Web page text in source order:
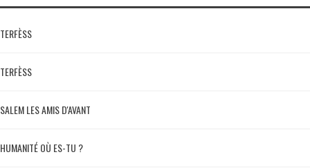
TERFÈSS
TERFÈSS
SALEM LES AMIS D'AVANT
HUMANITÉ OÙ ES-TU ?